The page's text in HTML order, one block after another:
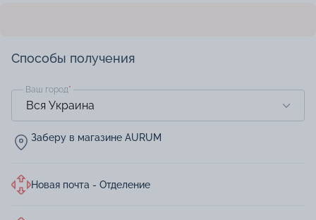
Способы получения
Ваш город*
Заберу в магазине AURUM
Новая почта - Отделение